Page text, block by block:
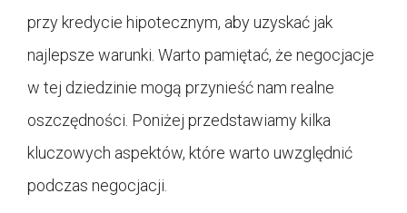
przy kredycie hipotecznym, aby uzyskać jak
najlepsze warunki. Warto pamiętać, że negocjacje
w tej dziedzinie mogą przynieść nam realne
oszczędności. Poniżej przedstawiamy kilka
kluczowych aspektów, które warto uwzględnić
podczas negocjacji.